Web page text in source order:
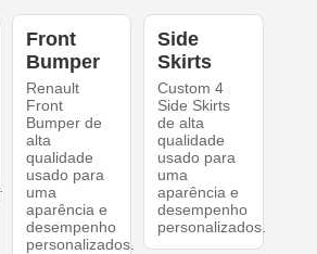
Front
Bumper
Renault
Front
Bumper de
alta
qualidade
usado para
uma
aparência e
desempenho
personalizados.
Side
Skirts
Custom 4
Side Skirts
de alta
qualidade
usado para
uma
aparência e
desempenho
personalizados.